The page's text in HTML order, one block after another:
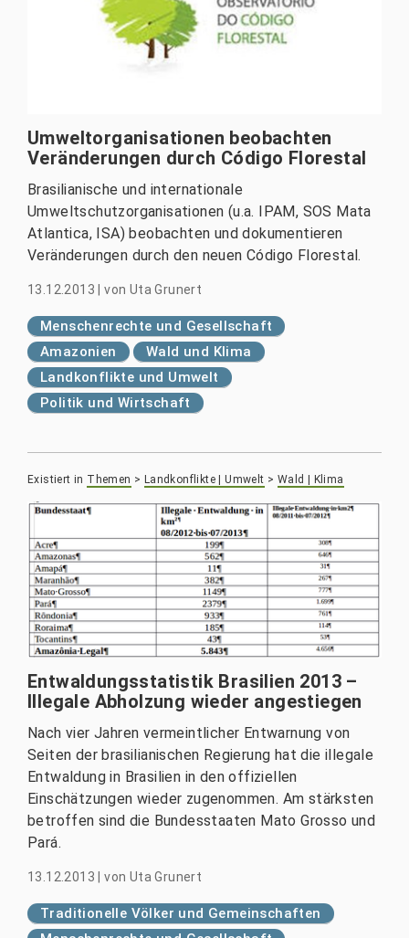
Umweltorganisationen beobachten
Veränderungen durch Código Florestal
Brasilianische und internationale
Umweltschutzorganisationen (u.a. IPAM, SOS Mata
Atlantica, ISA) beobachten und dokumentieren
Veränderungen durch den neuen Código Florestal.
13.12.2013 |von Uta Grunert
Menschenrechte und Gesellschaft
Amazonien
Wald und Klima
Landkonflikte und Umwelt
Politik und Wirtschaft
Existiert in Themen > Landkonflikte | Umwelt > Wald | Klima
Entwaldungsstatistik Brasilien 2013 –
Illegale Abholzung wieder angestiegen
Nach vier Jahren vermeintlicher Entwarnung von
Seiten der brasilianischen Regierung hat die illegale
Entwaldung in Brasilien in den offiziellen
Einschätzungen wieder zugenommen. Am stärksten
betroffen sind die Bundesstaaten Mato Grosso und
Pará.
13.12.2013 |von Uta Grunert
Traditionelle Völker und Gemeinschaften